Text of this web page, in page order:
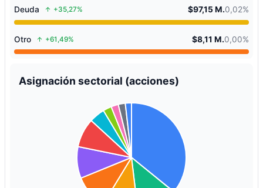
Deuda +35,27% $97,15 M.0,02%
Otro +61,49% $8,11 M.0,00%
Asignación sectorial (acciones)